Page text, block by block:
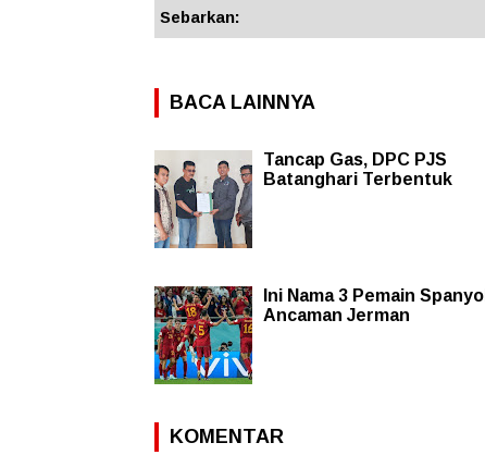
Sebarkan:
BACA LAINNYA
Tancap Gas, DPC PJS
Batanghari Terbentuk
Ini Nama 3 Pemain Spanyol
Ancaman Jerman
KOMENTAR